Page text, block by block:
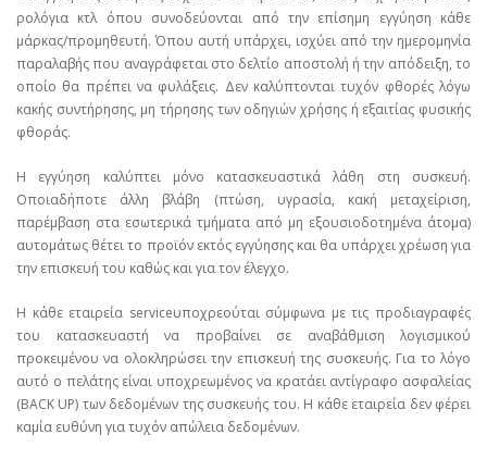
ρολόγια κτλ όπου συνοδεύονται από την επίσημη εγγύηση κάθε
μάρκας/προμηθευτή. Όπου αυτή υπάρχει, ισχύει από την ημερομηνία
παραλαβής που αναγράφεται στο δελτίο αποστολή ή την απόδειξη, το
οποίο θα πρέπει να φυλάξεις. Δεν καλύπτονται τυχόν φθορές λόγω
κακής συντήρησης, μη τήρησης των οδηγιών χρήσης ή εξαιτίας φυσικής
φθοράς.
Η εγγύηση καλύπτει μόνο κατασκευαστικά λάθη στη συσκευή.
Οποιαδήποτε άλλη βλάβη (πτώση, υγρασία, κακή μεταχείριση,
παρέμβαση στα εσωτερικά τμήματα από μη εξουσιοδοτημένα άτομα)
αυτομάτως θέτει το προϊόν εκτός εγγύησης και θα υπάρχει χρέωση για
την επισκευή του καθώς και για τον έλεγχο.
Η κάθε εταιρεία serviceυποχρεούται σύμφωνα με τις προδιαγραφές
του κατασκευαστή να προβαίνει σε αναβάθμιση λογισμικού
προκειμένου να ολοκληρώσει την επισκευή της συσκευής. Για το λόγο
αυτό ο πελάτης είναι υποχρεωμένος να κρατάει αντίγραφο ασφαλείας
(BACK UP) των δεδομένων της συσκευής του. Η κάθε εταιρεία δεν φέρει
καμία ευθύνη για τυχόν απώλεια δεδομένων.